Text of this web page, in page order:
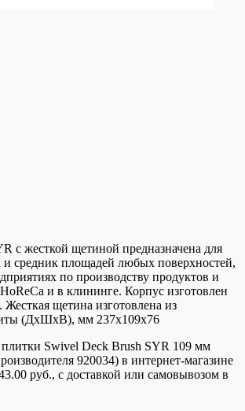
с жесткой щетиной предназначена для
средник площадей любых поверхностей,
по производству продуктов и
и в клининге. Корпус изготовлен
щетина изготовлена из
(ДхШхВ), мм 237х109х76
Swivel Deck Brush SYR 109 мм
920034) в интернет-магазине
руб., с доставкой или самовывозом в